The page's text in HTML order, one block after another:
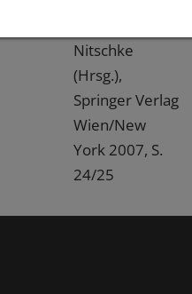
Nitschke
(Hrsg.),
Springer Verlag
Wien/New
York 2007, S.
24/25